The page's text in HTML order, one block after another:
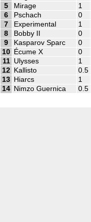
5
Mirage
1
6
Pschach
0
7
Experimental
1
8
Bobby II
0
9
Kasparov Sparc
0
10 Écume X
0
11 Ulysses
1
12 Kallisto
0.5
13 Hiarcs
1
14 Nimzo Guernica 0.5